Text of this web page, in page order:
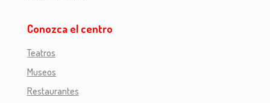
Conozca el centro
Teatros
Museos
Restaurantes